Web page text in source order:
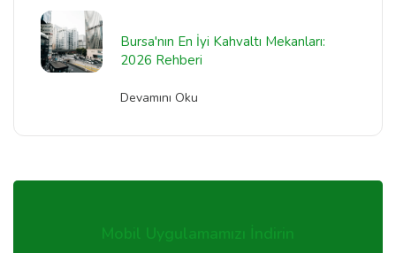
Bursa'nın En İyi Kahvaltı Mekanları:
2026 Rehberi
Devamını Oku
Mobil Uygulamamızı İndirin